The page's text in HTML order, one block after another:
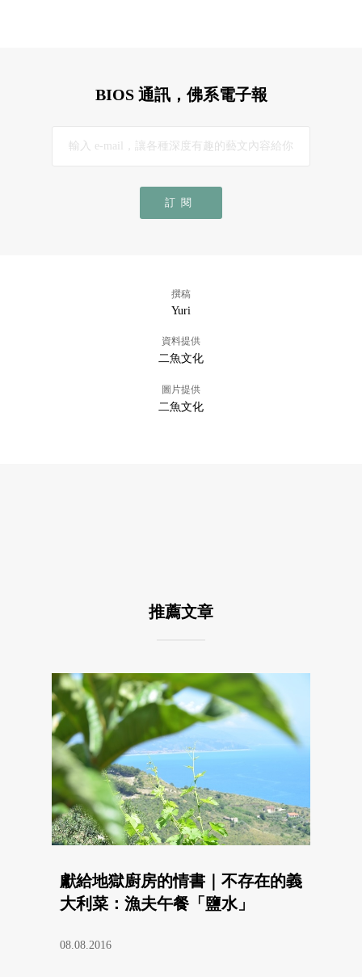
BIOS 通訊，佛系電子報
訂閱
撰稿
Yuri
資料提供
二魚文化
圖片提供
二魚文化
推薦文章
獻給地獄廚房的情書｜不存在的義
大利菜：漁夫午餐「鹽水」
08.08.2016